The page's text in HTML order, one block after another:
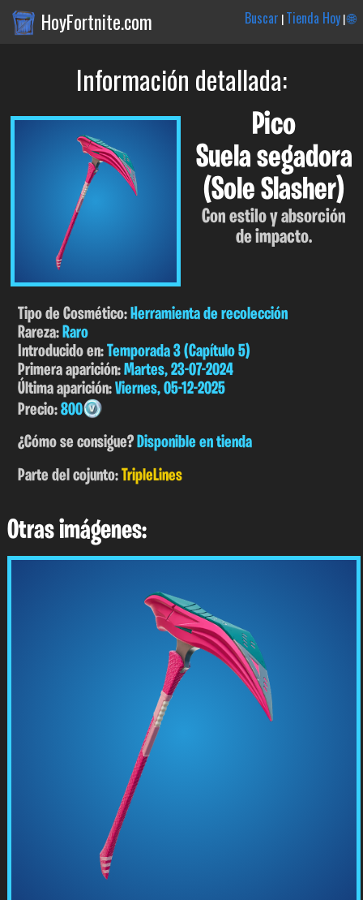
HoyFortnite.com Buscar |Tienda Hoy|🌐
Información detallada:
Pico
Suela segadora
(Sole Slasher)
Con estilo y absorción
de impacto.
Tipo de Cosmético:Herramienta de recolección
Rareza:Raro
Introducido en:Temporada 3 (Capítulo 5)
Primera aparición:Martes, 23-07-2024
Última aparición:Viernes, 05-12-2025
Precio:800
¿Cómo se consigue?Disponible en tienda
Parte del cojunto:TripleLines
Otras imágenes: